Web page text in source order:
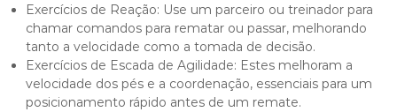
Exercícios de Reação: Use um parceiro ou treinador para
chamar comandos para rematar ou passar, melhorando
tanto a velocidade como a tomada de decisão.
Exercícios de Escada de Agilidade: Estes melhoram a
velocidade dos pés e a coordenação, essenciais para um
posicionamento rápido antes de um remate.